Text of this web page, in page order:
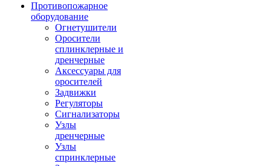
Противопожарное
оборудование
Огнетушители
Оросители
сплинклерные и
дренчерные
Аксессуары для
оросителей
Задвижки
Регуляторы
Сигнализаторы
Узлы
дренчерные
Узлы
спринклерные